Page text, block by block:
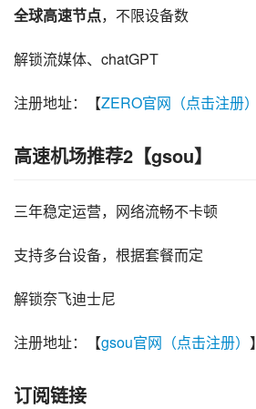
全球高速节点，不限设备数
解锁流媒体、chatGPT
注册地址：【ZERO官网（点击注册）
高速机场推荐2【gsou】
三年稳定运营，网络流畅不卡顿
支持多台设备，根据套餐而定
解锁奈飞迪士尼
注册地址：【gsou官网（点击注册） 】
订阅链接